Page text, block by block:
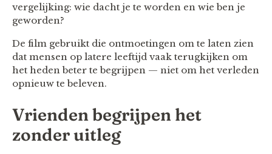
vergelijking: wie dacht je te worden en wie ben je
geworden?
De film gebruikt die ontmoetingen om te laten zien
dat mensen op latere leeftijd vaak terugkijken om
het heden beter te begrijpen — niet om het verleden
opnieuw te beleven.
Vrienden begrijpen het
zonder uitleg